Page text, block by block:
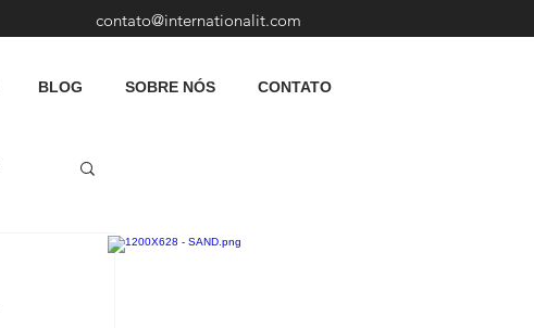
contato@internationalit.com
BLOG SOBRE NÓS CONTATO